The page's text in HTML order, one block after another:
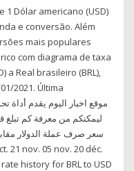
1 Dólar americano (USD)
e conversão. Além
mais populares
com diagrama de taxa
a Real brasileiro (BRL),
2021. Última
history for BRL to USD